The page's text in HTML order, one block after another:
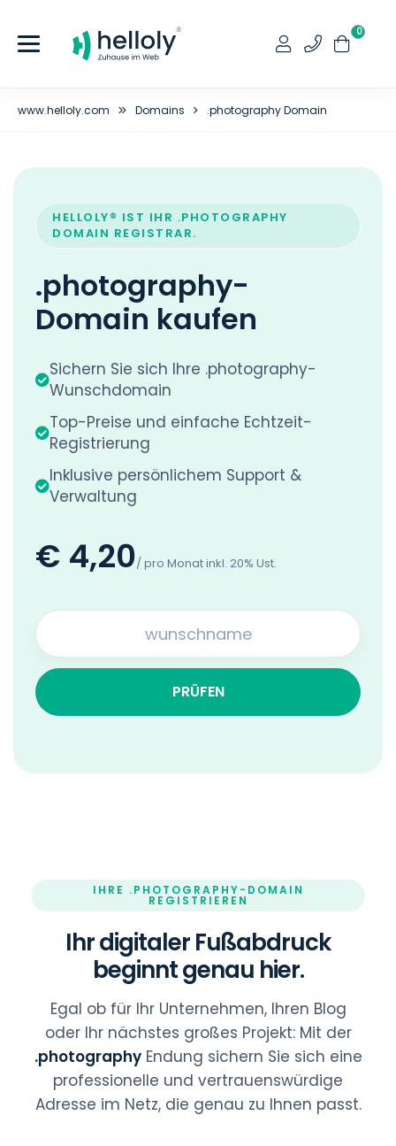
0
www.helloly.com Domains .photography Domain
HELLOLY® IST IHR .PHOTOGRAPHY
DOMAIN REGISTRAR.
.photography-
Domain kaufen
Sichern Sie sich Ihre .photography-
Wunschdomain
Top-Preise und einfache Echtzeit-
Registrierung
Inklusive persönlichem Support &
Verwaltung
€ 4,20/ pro Monat inkl. 20% Ust.
PRÜFEN
IHRE .PHOTOGRAPHY-DOMAIN
REGISTRIEREN
Ihr digitaler Fußabdruck
beginnt genau hier.
Egal ob für Ihr Unternehmen, Ihren Blog
oder Ihr nächstes großes Projekt: Mit der
.photographyEndung sichern Sie sich eine
professionelle und vertrauenswürdige
Adresse im Netz, die genau zu Ihnen passt.